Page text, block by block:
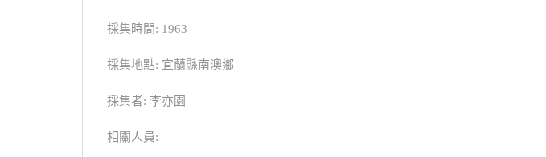
採集時間: 1963
採集地點: 宜蘭縣南澳鄉
採集者: 李亦園
相關人員: